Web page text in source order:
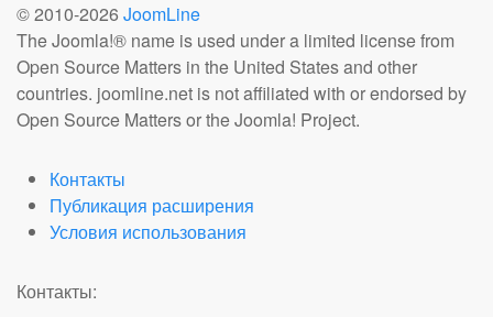
© 2010-2026 JoomLine
The Joomla!® name is used under a limited license from
Open Source Matters in the United States and other
countries. joomline.net is not affiliated with or endorsed by
Open Source Matters or the Joomla! Project.
Контакты
Публикация расширения
Условия использования
Контакты: